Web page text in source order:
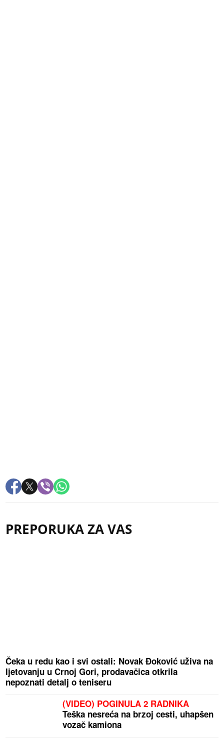
PREPORUKA ZA VAS
Čeka u redu kao i svi ostali: Novak Đoković uživa na
ljetovanju u Crnoj Gori, prodavačica otkrila
nepoznati detalj o teniseru
(VIDEO) POGINULA 2 RADNIKA
Teška nesreća na brzoj cesti, uhapšen
vozač kamiona